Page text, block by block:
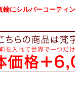
にシルバーコーティ